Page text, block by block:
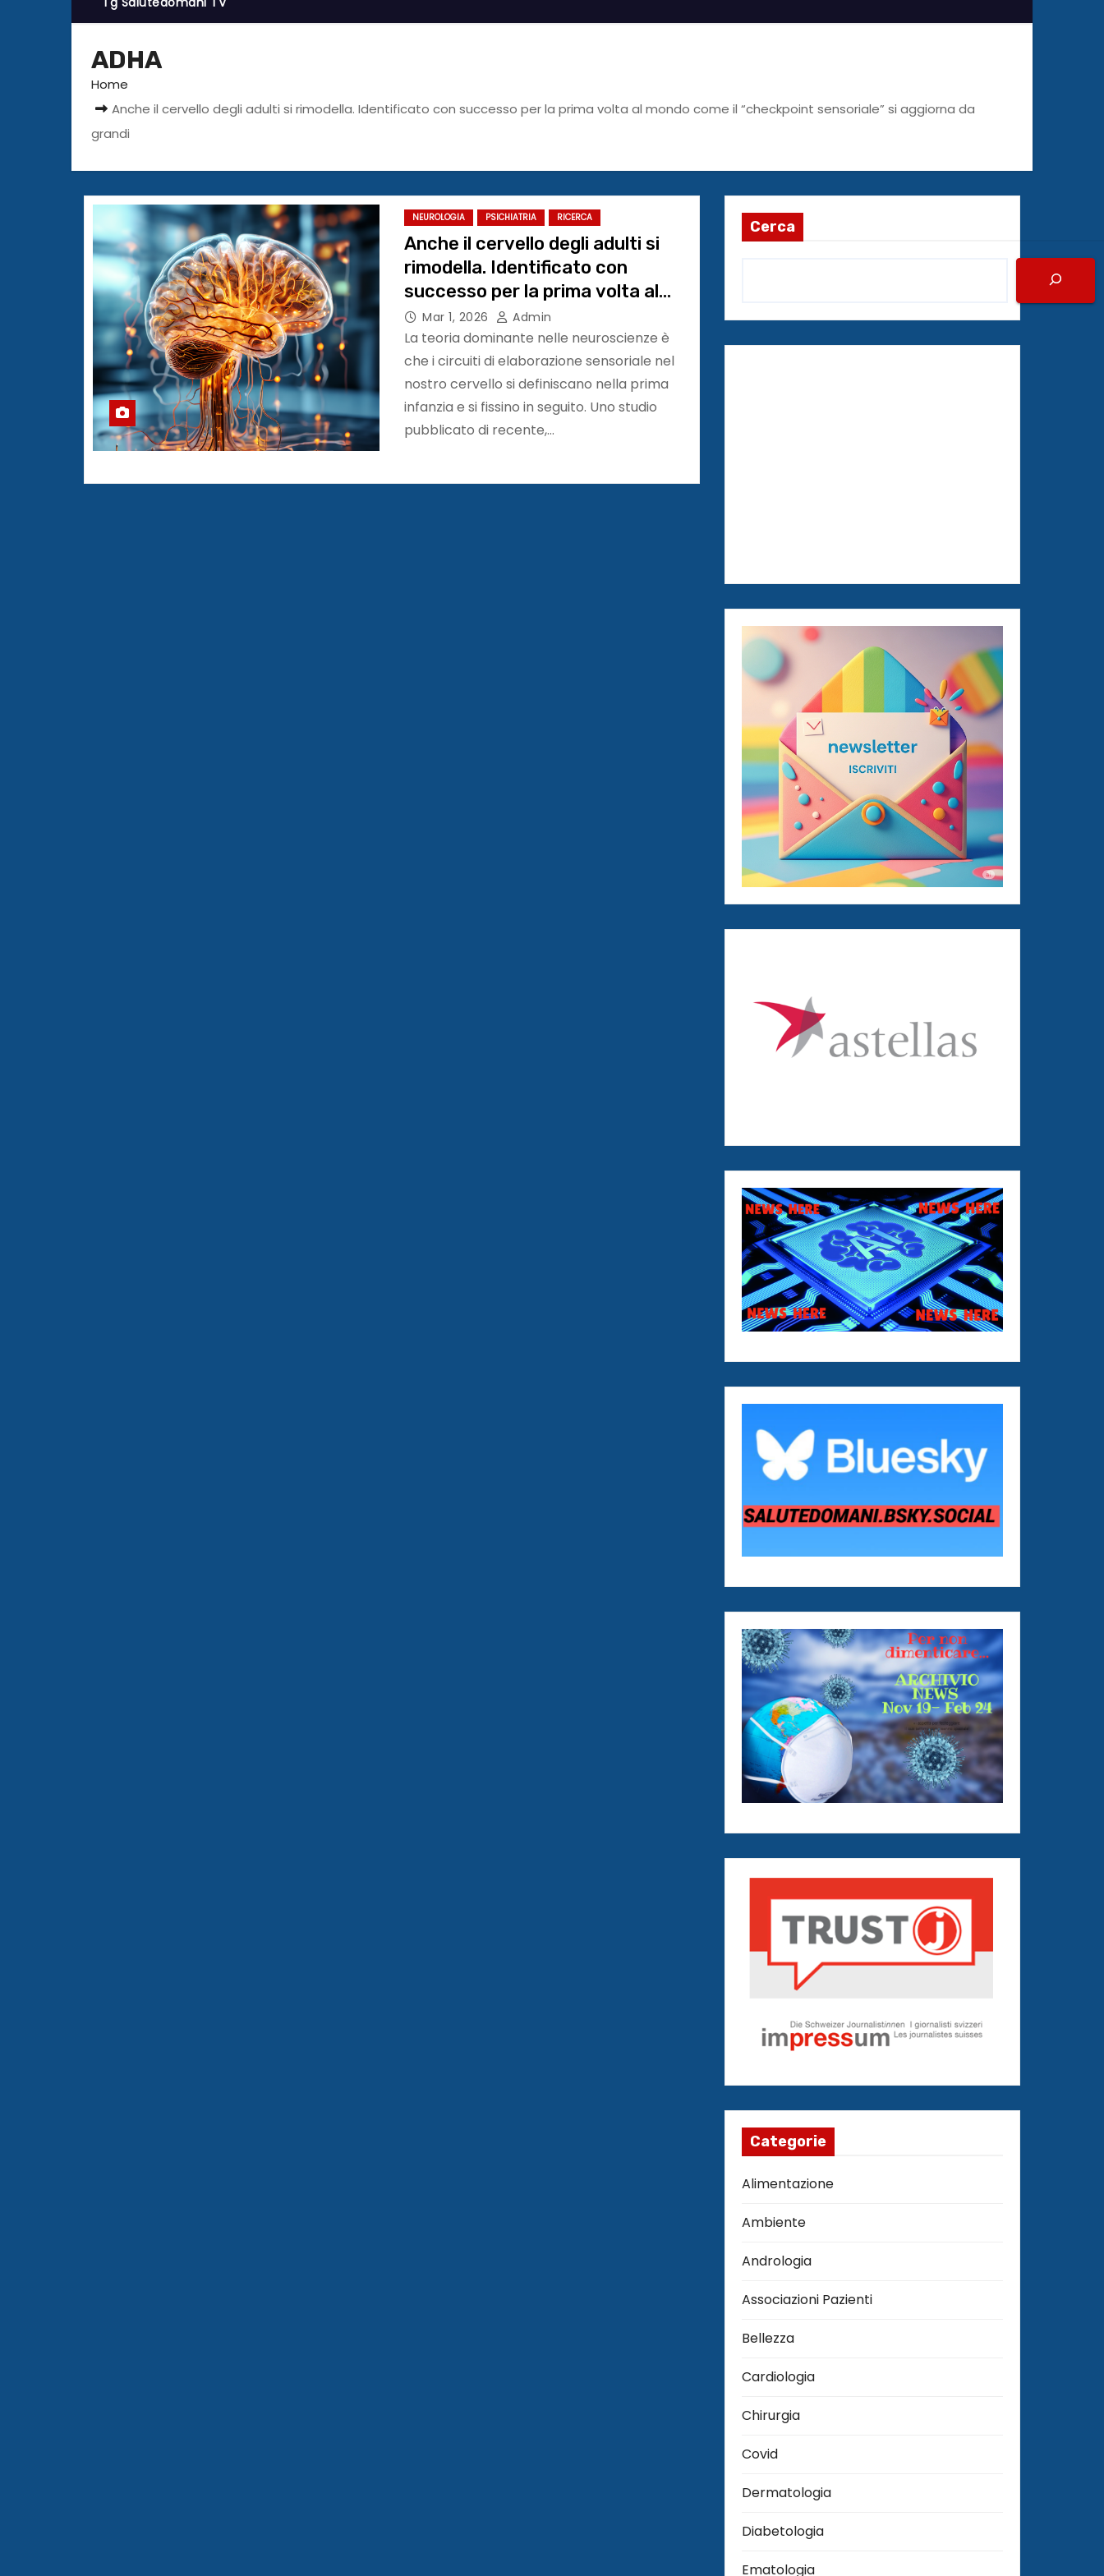
ADHA
Home
Anche il cervello degli adulti si rimodella. Identificato con successo per la prima volta al mondo come il “checkpoint sensoriale” si aggiorna da
grandi
NEUROLOGIA PSICHIATRIA RICERCA
Anche il cervello degli adulti si
rimodella. Identificato con
successo per la prima volta al
mondo come il “checkpoint
sensoriale” si aggiorna da grandi
Mar 1, 2026 Admin
La teoria dominante nelle neuroscienze è
che i circuiti di elaborazione sensoriale nel
nostro cervello si definiscano nella prima
infanzia e si fissino in seguito. Uno studio
pubblicato di recente,…
Cerca
Categorie
Alimentazione
Ambiente
Andrologia
Associazioni Pazienti
Bellezza
Cardiologia
Chirurgia
Covid
Dermatologia
Diabetologia
Ematologia